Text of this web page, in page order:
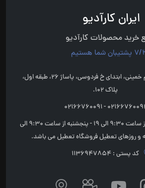
ایران کارآدیو
خرید محصولات کارآدیو
شما هستیم
تهران، میدان امام خمینی، ابتدای خ فردوسی، پاساژ 26، طبقه اول،
پلاک 102.
02166760092 -
شنبه تا چهارشنبه از ساعت 9:30 الی 19 - پنجشنبه از ساعت 9:30 الی
کد پستی : 1136947854